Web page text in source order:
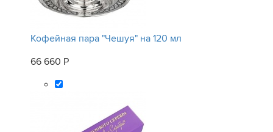
Кофейная пара "Чешуя" на 120 мл
66 660 Р